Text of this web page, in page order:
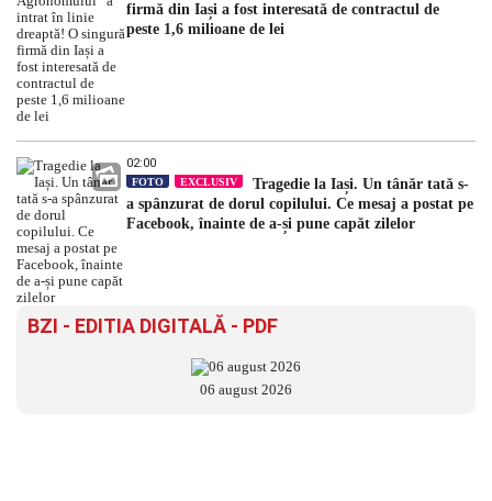
firmă din Iași a fost interesată de contractul de
peste 1,6 milioane de lei
02:00
FOTO EXCLUSIV
Tragedie la Iași. Un tânăr tată s-
a spânzurat de dorul copilului. Ce mesaj a postat pe
Facebook, înainte de a-și pune capăt zilelor
BZI - EDITIA DIGITALĂ - PDF
06 august 2026